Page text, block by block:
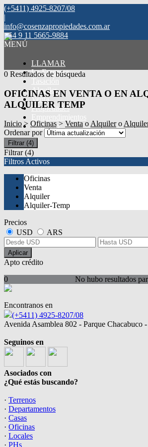
(+5411) 4925-8207/08
|
info@cosenzapropiedades.com.ar
+54 9 11 5665-9884
MENÚ
LLAMAR
La Empresa
Tasación
Alquiler
Venta
Propiedades
Emprendimientos
Contacto
0 Resultados de búsqueda
OFICINAS EN VENTA O EN
ALQUILER TEMP
Inicio> Oficinas>VentaoAlquilero
Ordenar por
Filtrar (4)
Filtrar (4)
Filtros Activos
Oficinas
Venta
Alquiler
Alquiler-Temp
Precios
USD
ARS
Aplicar
Apto crédito
No hubo resultados
0
Encontranos en
(+5411) 4925-8207/08
Avenida Asamblea 802 - Parque Chacabuco
Seguinos en
Asociados con
¿Qué estás buscando?
· Terrenos
· Departamentos
· Casas
· Oficinas
· Locales
· PHs